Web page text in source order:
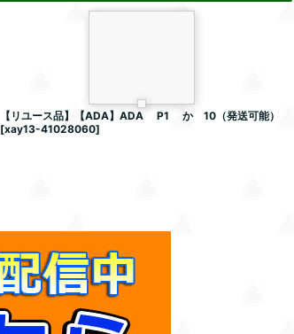
【リユース品】【ADA】ADA P1 か 10（発送可能）
[xay13-41028060]